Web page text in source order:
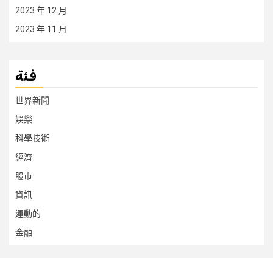
2023 年 12 月
2023 年 11 月
فئة
世界新聞
娛樂
科學技術
經濟
股市
資訊
運動的
金融